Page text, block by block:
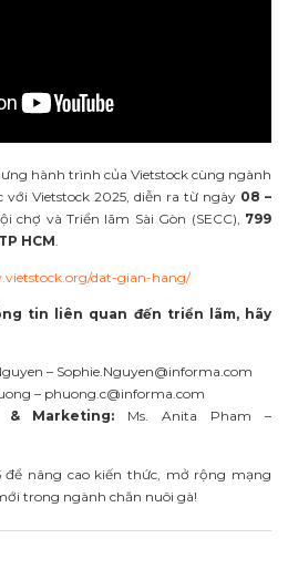
hành trình của Vietstock cùng ngành
Vietstock 2025, diễn ra từ ngày 08 –
chợ và Triển lãm Sài Gòn (SECC), 799
HCM
dat-gian-hang/
tin liên quan đến triển lãm, hãy
– Sophie.Nguyen@informa.com
– phuong.c@informa.com
Marketing: Ms. Anita Pham –
để nâng cao kiến thức, mở rộng mạng
trong ngành chăn nuôi gà!